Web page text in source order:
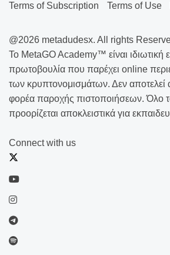
Terms of Subscription Terms of Use
@2026 metadudesx. All rights
Το MetaGO Academy™ είναι ιδιωτική
πρωτοβουλία που παρέχει online
των κρυπτονομισμάτων. Δεν αποτελεί
φορέα παροχής πιστοποιήσεων. Όλο
προορίζεται αποκλειστικά για
Connect with us